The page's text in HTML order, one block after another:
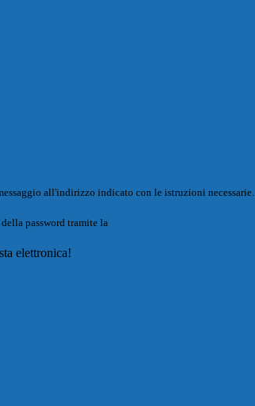
all'indirizzo indicato con le istruzioni necessarie.
password tramite la
elettronica!